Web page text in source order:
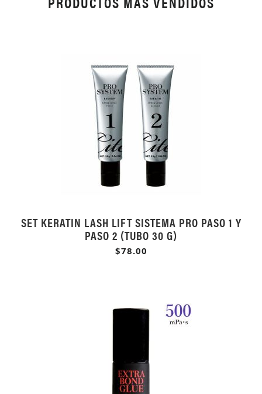
SET KERATIN LASH LIFT SISTEMA PRO PASO 1 Y
PASO 2 (TUBO 30 G)
$78.00